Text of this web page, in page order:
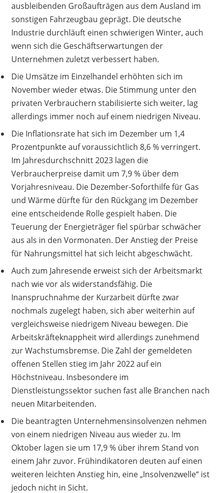
ausbleibenden Großaufträgen aus dem Ausland im
sonsti­gen Fahrzeugbau geprägt. Die deutsche
Industrie durchläuft einen schwierigen Winter, auch
wenn sich die Geschäftserwartungen der
Unternehmen zuletzt verbessert haben.
Die Umsätze im Einzelhandel erhöhten sich im
November wieder etwas. Die Stimmung unter den
privaten Verbrauchern stabilisierte sich weiter, lag
allerdings immer noch auf einem niedrigen Niveau.
Die Inflationsrate hat sich im Dezember um 1,4
Prozentpunkte auf voraussichtlich 8,6 % verringert.
Im Jahresdurchschnitt 2023 lagen die
Verbraucherpreise damit um 7,9 % über dem
Vorjahresniveau. Die Dezember-Soforthilfe für Gas
und Wärme dürfte für den Rückgang im Dezember
eine entscheidende Rolle gespielt haben. Die
Teuerung der Energieträger fiel spürbar schwächer
aus als in den Vormonaten. Der Anstieg der Preise
für Nahrungsmittel hat sich leicht abgeschwächt.
Auch zum Jahresende erweist sich der Arbeitsmarkt
nach wie vor als widerstandsfähig. Die
Inanspruchnahme der Kurzarbeit dürfte zwar
nochmals zugelegt haben, sich aber weiterhin auf
vergleichsweise niedrigem Niveau bewegen. Die
Arbeitskräfteknappheit wird allerdings zunehmend
zur Wachstumsbremse. Die Zahl der gemeldeten
offenen Stellen stieg im Jahr 2022 auf ein
Höchstniveau. Insbesondere im
Dienstleistungssektor suchen fast alle Branchen nach
neuen Mitarbeitenden.
Die beantragten Unternehmensinsolvenzen nehmen
von einem niedrigen Niveau aus wieder zu. Im
Oktober lagen sie um 17,9 % über ihrem Stand von
einem Jahr zuvor. Frühindikatoren deuten auf einen
weiteren leichten Anstieg hin, eine „Insolvenzwelle“ ist
jedoch nicht in Sicht.